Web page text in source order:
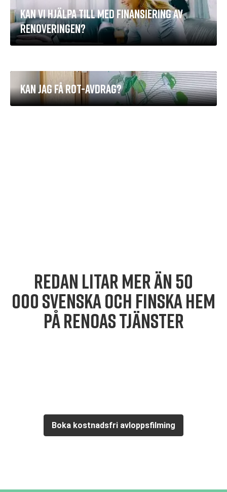
KAN VI HJÄLPA TILL MED FINANSIERING AV
RENOVERINGEN?
KAN JAG FÅ ROT-AVDRAG?
REDAN LITAR MER ÄN 50
000 SVENSKA OCH FINSKA HEM
PÅ RENOAS TJÄNSTER
Boka kostnadsfri avloppsfilming